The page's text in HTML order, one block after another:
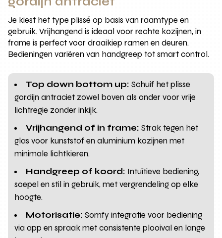
Je kiest het type plissé op basis van raamtype en
gebruik. Vrijhangend is ideaal voor rechte kozijnen, in
frame is perfect voor draaikiep ramen en deuren.
Bedieningen variëren van handgreep tot smart control.
Top down bottom up: Schuif het plisse
gordijn antraciet zowel boven als onder voor vrije
lichtregie zonder inkijk.
Vrijhangend of in frame: Strak tegen het
glas voor kunststof en aluminium kozijnen met
minimale lichtkieren.
Handgreep of koord: Intuïtieve bediening,
soepel en stil in gebruik, met vergrendeling op elke
hoogte.
Motorisatie: Somfy integratie voor bediening
via app en spraak met consistente plooival en lange